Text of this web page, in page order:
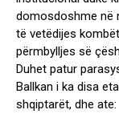
domosdoshme në
të vetëdijes
përmbylljes së
Duhet patur
Ballkan i ka disa
shqiptarët, dhe ate: